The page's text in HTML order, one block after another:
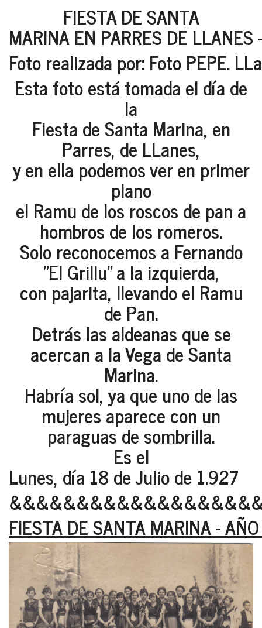
FIESTA DE SANTA
MARINA EN PARRES DE
Foto realizada por: Foto PEPE.
Esta foto está tomada el día de
la
Fiesta de Santa Marina, en
Parres, de LLanes,
y en ella podemos ver en primer
plano
el Ramu de los roscos de pan a
hombros de los romeros.
Solo reconocemos a Fernando
"El Grillu" a la izquierda,
con pajarita, llevando el Ramu
de Pan.
Detrás las aldeanas que se
acercan a la Vega de Santa
Marina.
Habría sol, ya que uno de las
mujeres aparece con un
paraguas de sombrilla.
Es el
Lunes, día 18 de Julio de 1.927
FIESTA DE SANTA MARINA -